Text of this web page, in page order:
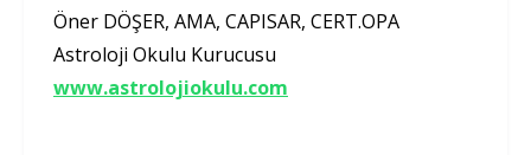
Öner DÖŞER, AMA, CAPISAR, CERT.OPA
Astroloji Okulu Kurucusu
www.astrolojiokulu.com